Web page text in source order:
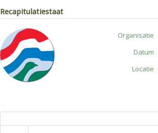
Recapitulatiestaat
Organisatie
Datum
Locatie